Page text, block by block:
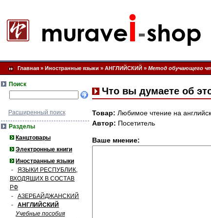
Главная » Иностранные языки » АНГЛИЙСКИЙ » Метод обучающего
Поиск
Расширенный поиск
Разделы
Канцтовары
Электронные книги
Иностранные языки
- ЯЗЫКИ РЕСПУБЛИК,
ВХОДЯЩИХ В СОСТАВ
РФ
- АЗЕРБАЙДЖАНСКИЙ
- АНГЛИЙСКИЙ
Учебные пособия
Что вы думаете об
Товар: Любимое чтение на
Автор: Посетитель
Ваше мнение: